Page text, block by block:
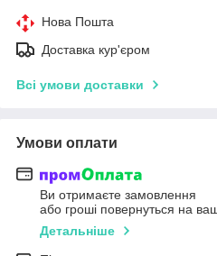
Нова Пошта
Доставка кур'єром
Всі умови доставки
Умови оплати
Ви отримаєте замовлення
або гроші повернуться на
Детальніше